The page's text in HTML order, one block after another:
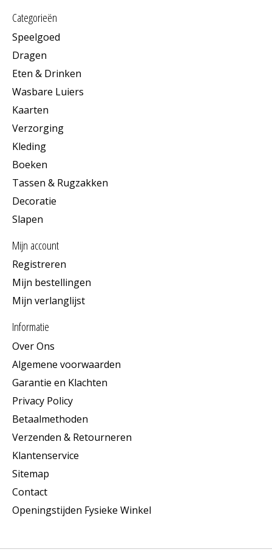
Categorieën
Speelgoed
Dragen
Eten & Drinken
Wasbare Luiers
Kaarten
Verzorging
Kleding
Boeken
Tassen & Rugzakken
Decoratie
Slapen
Mijn account
Registreren
Mijn bestellingen
Mijn verlanglijst
Informatie
Over Ons
Algemene voorwaarden
Garantie en Klachten
Privacy Policy
Betaalmethoden
Verzenden & Retourneren
Klantenservice
Sitemap
Contact
Openingstijden Fysieke Winkel